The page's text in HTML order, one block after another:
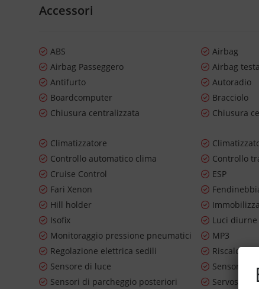
Accessori
ABS Airbag
Airbag Passeggero
Airbag testa
Antifurto
Autoradio
Boardcomputer
Bracciolo
Chiusura centralizzata
Chiusura
Climatizzatore
Controllo automatico clima
Controllo
Cruise Control
ESP
Fari Xenon
Hill holder
Isofix
Luci diurne
Monitoraggio pressione pneumatici
MP3
Regolazione elettrica sedili
Sensore di luce
Sensore di
Sensori di parcheggio posteriori
Servosterzo